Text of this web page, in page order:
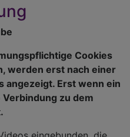
Cookies
werden erst nach einer
angezeigt. Erst wenn ein
zu dem